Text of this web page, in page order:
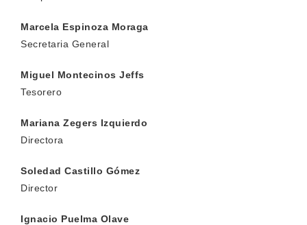
Marcela Espinoza Moraga
Secretaria General
Miguel Montecinos Jeffs
Tesorero
Mariana Zegers Izquierdo
Directora
Soledad Castillo Gómez
Director
Ignacio Puelma Olave